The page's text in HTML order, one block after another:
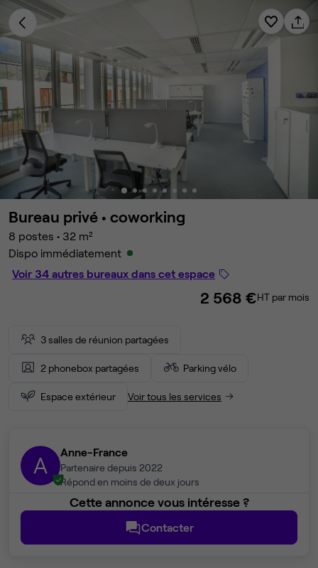
Bureau privé • coworking
8 postes • 32 m²
Dispo immédiatement
Voir 34 autres bureaux dans cet espace
2 568 €HT par mois
3 salles de réunion partagées
2 phonebox partagées Parking vélo
Espace extérieur Voir tous les services
A Anne-France
Partenaire depuis 2022
Répond en moins de deux jours
Cette annonce vous intéresse ?
Contacter